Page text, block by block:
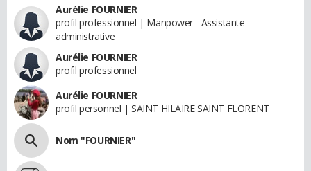
Aurélie FOURNIER
profil professionnel | Manpower - Assistante
administrative
Aurélie FOURNIER
profil professionnel
Aurélie FOURNIER
profil personnel | SAINT HILAIRE SAINT FLORENT
Nom "FOURNIER"